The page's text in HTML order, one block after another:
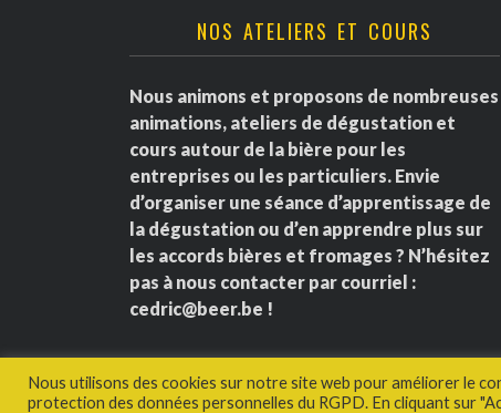
NOS ATELIERS ET COURS
Nous animons et proposons de nombreuses
animations, ateliers de dégustation et
cours autour de la bière pour les
entreprises ou les particuliers. Envie
d’organiser une séance d’apprentissage de
la dégustation ou d’en apprendre plus sur
les accords bières et fromages ? N’hésitez
pas à nous contacter par courriel :
cedric@beer.be !
Nous utilisons des cookies sur notre site web pour améliorer le
protection des données personnelles du RGPD. En cliquant sur